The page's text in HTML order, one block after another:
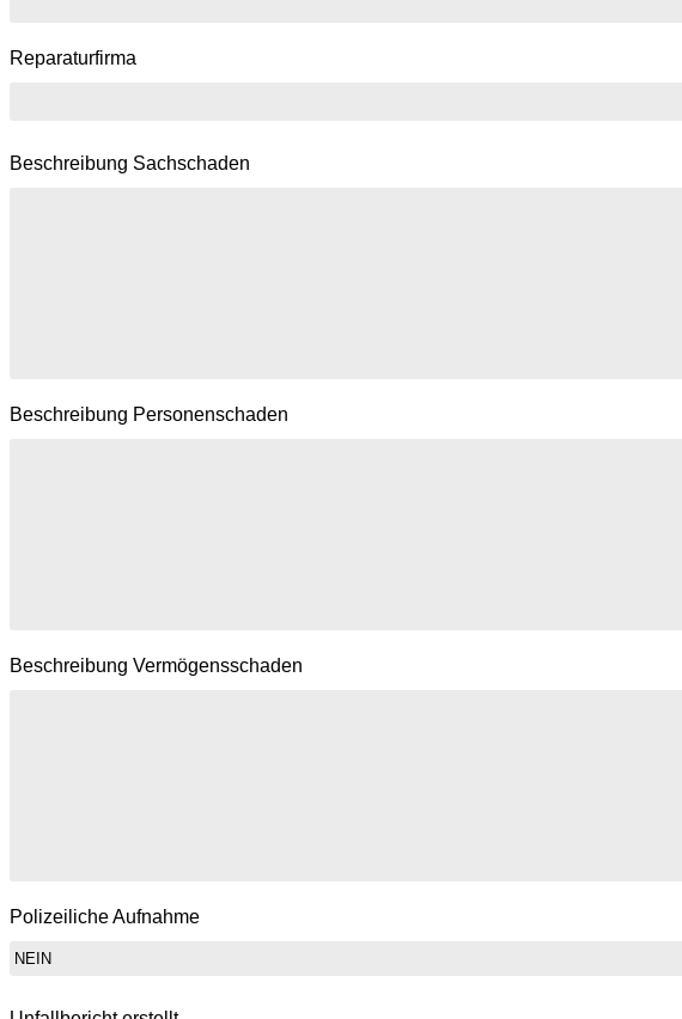
Reparaturfirma
Beschreibung Sachschaden
Beschreibung Personenschaden
Beschreibung Vermögensschaden
Polizeiliche Aufnahme